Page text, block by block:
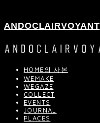
ANDOCLAIRVOYANT
HOME의 사본
WEMAKE
WEGAZE
COLLECT
EVENTS
JOURNAL
PLACES